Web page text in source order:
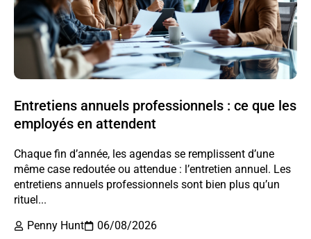
Entretiens annuels professionnels : ce que les
employés en attendent
Chaque fin d’année, les agendas se remplissent d’une
même case redoutée ou attendue : l’entretien annuel. Les
entretiens annuels professionnels sont bien plus qu’un
rituel...
Penny Hunt
06/08/2026